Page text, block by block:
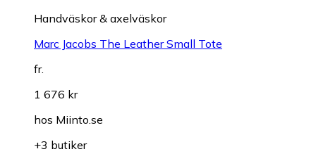
Handväskor & axelväskor
Marc Jacobs The Leather Small Tote
fr.
1 676 kr
hos Miinto.se
+3 butiker